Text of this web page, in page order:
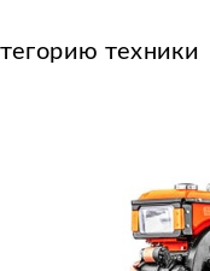
техники